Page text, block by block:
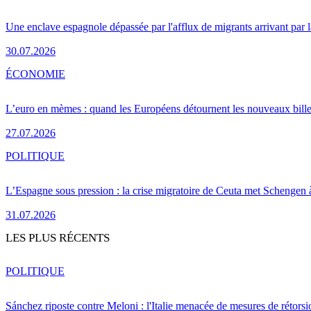
Une enclave espagnole dépassée par l'afflux de migrants arrivant par
30.07.2026
L’euro en mèmes : quand les Européens détournent les nouveaux
27.07.2026
ÉCONOMIE
L’Espagne sous pression : la crise migratoire de Ceuta met Schengen
31.07.2026
POLITIQUE
LES PLUS RÉCENTS
Sánchez riposte contre Meloni : l'Italie menacée de mesures de
POLITIQUE